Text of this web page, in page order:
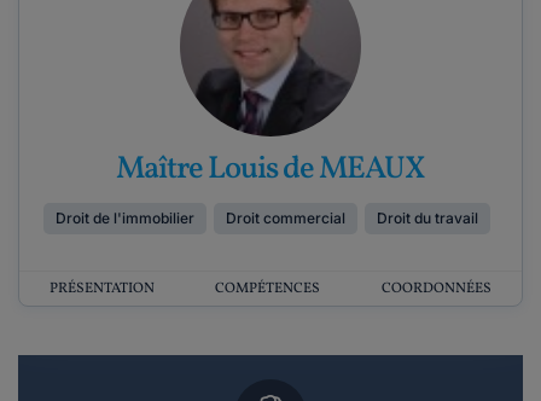
Maître Louis de MEAUX
Droit de l'immobilier Droit commercial Droit du travail
PRÉSENTATION COMPÉTENCES COORDONNÉES